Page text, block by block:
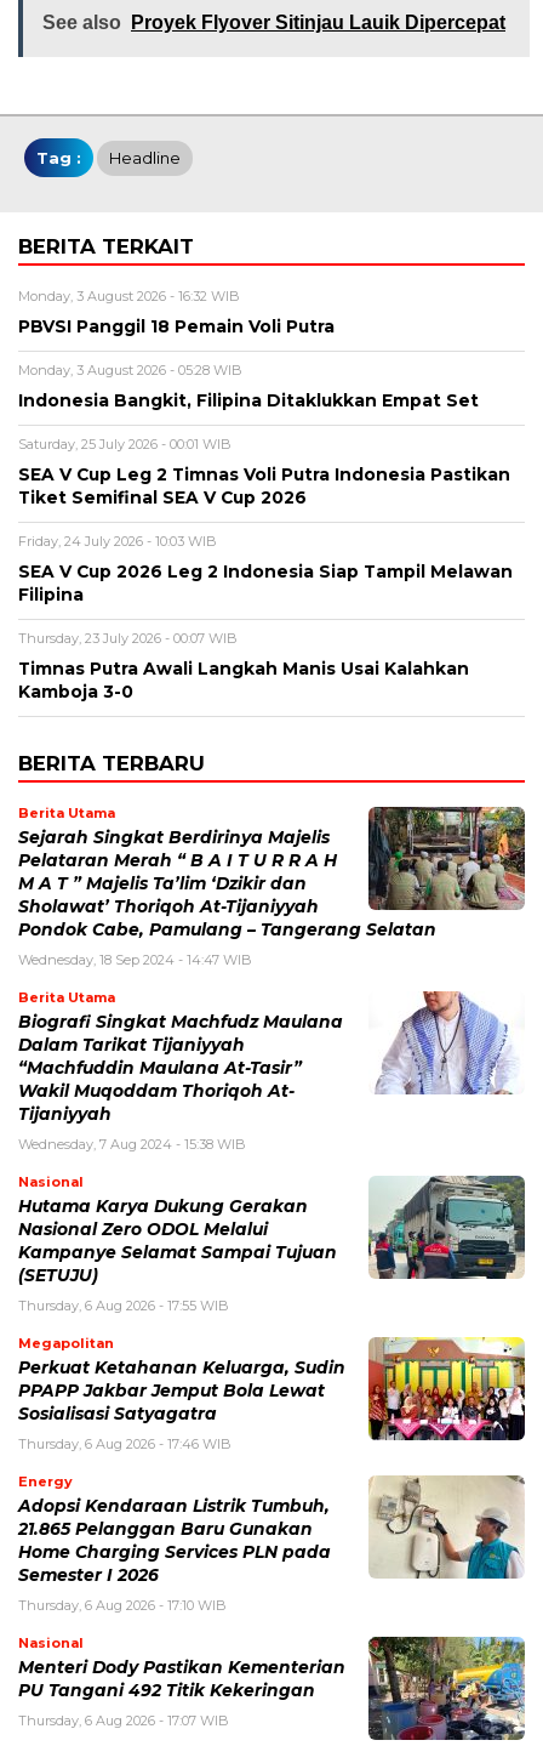
See also Proyek Flyover Sitinjau Lauik Dipercepat
Tag : Headline
BERITA TERKAIT
Monday, 3 August 2026 - 16:32 WIB
PBVSI Panggil 18 Pemain Voli Putra
Monday, 3 August 2026 - 05:28 WIB
Indonesia Bangkit, Filipina Ditaklukkan Empat Set
Saturday, 25 July 2026 - 00:01 WIB
SEA V Cup Leg 2 Timnas Voli Putra Indonesia Pastikan
Tiket Semifinal SEA V Cup 2026
Friday, 24 July 2026 - 10:03 WIB
SEA V Cup 2026 Leg 2 Indonesia Siap Tampil Melawan
Filipina
Thursday, 23 July 2026 - 00:07 WIB
Timnas Putra Awali Langkah Manis Usai Kalahkan
Kamboja 3-0
BERITA TERBARU
Berita Utama
Sejarah Singkat Berdirinya Majelis
Pelataran Merah “ B A I T U R R A H
M A T ” Majelis Ta’lim ‘Dzikir dan
Sholawat’ Thoriqoh At-Tijaniyyah
Pondok Cabe, Pamulang – Tangerang Selatan
Wednesday, 18 Sep 2024 - 14:47 WIB
Berita Utama
Biografi Singkat Machfudz Maulana
Dalam Tarikat Tijaniyyah
“Machfuddin Maulana At-Tasir”
Wakil Muqoddam Thoriqoh At-
Tijaniyyah
Wednesday, 7 Aug 2024 - 15:38 WIB
Nasional
Hutama Karya Dukung Gerakan
Nasional Zero ODOL Melalui
Kampanye Selamat Sampai Tujuan
(SETUJU)
Thursday, 6 Aug 2026 - 17:55 WIB
Megapolitan
Perkuat Ketahanan Keluarga, Sudin
PPAPP Jakbar Jemput Bola Lewat
Sosialisasi Satyagatra
Thursday, 6 Aug 2026 - 17:46 WIB
Energy
Adopsi Kendaraan Listrik Tumbuh,
21.865 Pelanggan Baru Gunakan
Home Charging Services PLN pada
Semester I 2026
Thursday, 6 Aug 2026 - 17:10 WIB
Nasional
Menteri Dody Pastikan Kementerian
PU Tangani 492 Titik Kekeringan
Thursday, 6 Aug 2026 - 17:07 WIB